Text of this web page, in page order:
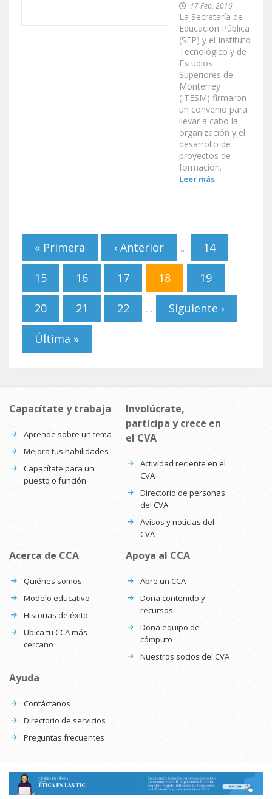
17 Feb, 2016
La Secretaría de
Educación Pública
(SEP) y el Instituto
Tecnológico y de
Estudios
Superiores de
Monterrey
(ITESM) firmaron
un convenio para
llevar a cabo la
organización y el
desarrollo de
proyectos de
formación.
Leer más
Páginas
« Primera ‹ Anterior … 14
15 16 17 18 19
20 21 22 … Siguiente ›
Última »
Capacítate y trabaja
Aprende sobre un tema
Mejora tus habilidades
Capacítate para un
puesto o función
Involúcrate,
participa y crece en
el CVA
Actividad reciente en el
CVA
Directorio de personas
del CVA
Avisos y noticias del
CVA
Acerca de CCA
Quiénes somos
Modelo educativo
Historias de éxito
Ubica tu CCA más
cercano
Apoya al CCA
Abre un CCA
Dona contenido y
recursos
Dona equipo de
cómputo
Nuestros socios del CVA
Ayuda
Contáctanos
Directorio de servicios
Preguntas frecuentes